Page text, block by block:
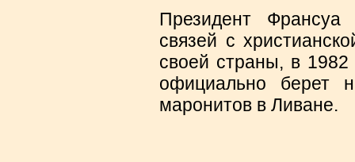
Президент
связей с
своей страны, в
официально берет
маронитов в Ливане.